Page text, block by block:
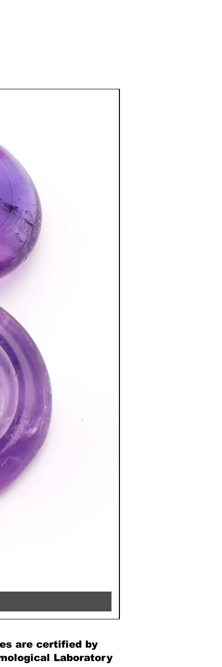
are certified by
Laboratory